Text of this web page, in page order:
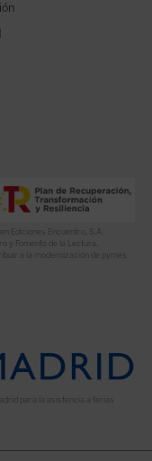
Ediciones Encuentro, S.A.
y Fomento de la Lectura,
a la modernización de pymes
para la asistencia a ferias